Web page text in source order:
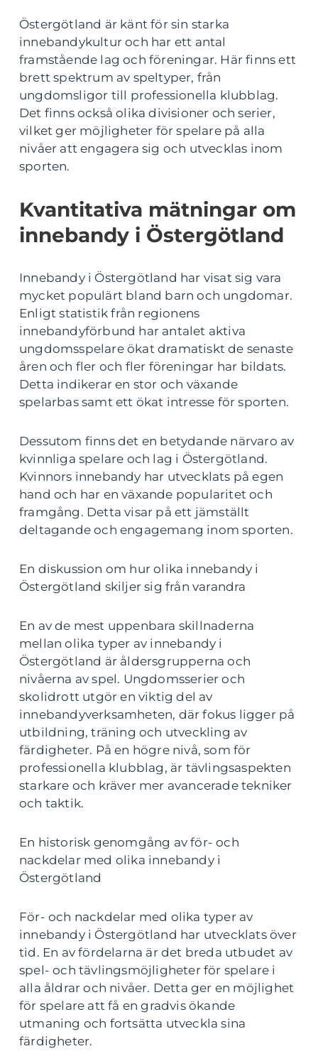
Östergötland är känt för sin starka
innebandykultur och har ett antal
framstående lag och föreningar. Här finns ett
brett spektrum av speltyper, från
ungdomsligor till professionella klubblag.
Det finns också olika divisioner och serier,
vilket ger möjligheter för spelare på alla
nivåer att engagera sig och utvecklas inom
sporten.
Kvantitativa mätningar om
innebandy i Östergötland
Innebandy i Östergötland har visat sig vara
mycket populärt bland barn och ungdomar.
Enligt statistik från regionens
innebandyförbund har antalet aktiva
ungdomsspelare ökat dramatiskt de senaste
åren och fler och fler föreningar har bildats.
Detta indikerar en stor och växande
spelarbas samt ett ökat intresse för sporten.
Dessutom finns det en betydande närvaro av
kvinnliga spelare och lag i Östergötland.
Kvinnors innebandy har utvecklats på egen
hand och har en växande popularitet och
framgång. Detta visar på ett jämställt
deltagande och engagemang inom sporten.
En diskussion om hur olika innebandy i
Östergötland skiljer sig från varandra
En av de mest uppenbara skillnaderna
mellan olika typer av innebandy i
Östergötland är åldersgrupperna och
nivåerna av spel. Ungdomsserier och
skolidrott utgör en viktig del av
innebandyverksamheten, där fokus ligger på
utbildning, träning och utveckling av
färdigheter. På en högre nivå, som för
professionella klubblag, är tävlingsaspekten
starkare och kräver mer avancerade tekniker
och taktik.
En historisk genomgång av för- och
nackdelar med olika innebandy i
Östergötland
För- och nackdelar med olika typer av
innebandy i Östergötland har utvecklats över
tid. En av fördelarna är det breda utbudet av
spel- och tävlingsmöjligheter för spelare i
alla åldrar och nivåer. Detta ger en möjlighet
för spelare att få en gradvis ökande
utmaning och fortsätta utveckla sina
färdigheter.